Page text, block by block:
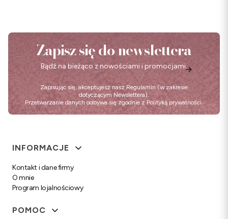
Zapisz się do newslettera
Bądź na bieżąco z nowościami i promocjami.
Zapisując się, akceptujesz nasz Regulamin (w zakresie
dotyczącym Newslettera).
Przetwarzanie danych odbywa się zgodnie z Polityką prywatności.
Linki w stopce
INFORMACJE
Kontakt i dane firmy
O mnie
Program lojalnościowy
POMOC